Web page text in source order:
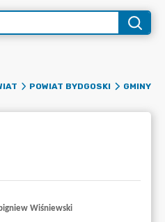
POWIAT BYDGOSKI
GMINY